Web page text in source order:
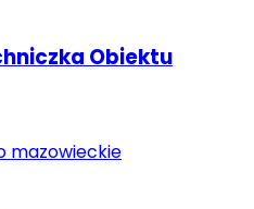
Obiektu
mazowieckie